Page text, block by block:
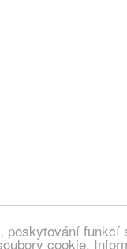
poskytování
cookie.